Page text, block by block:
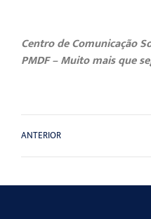
Centro de Comunicação
PMDF – Muito mais que
ANTERIOR